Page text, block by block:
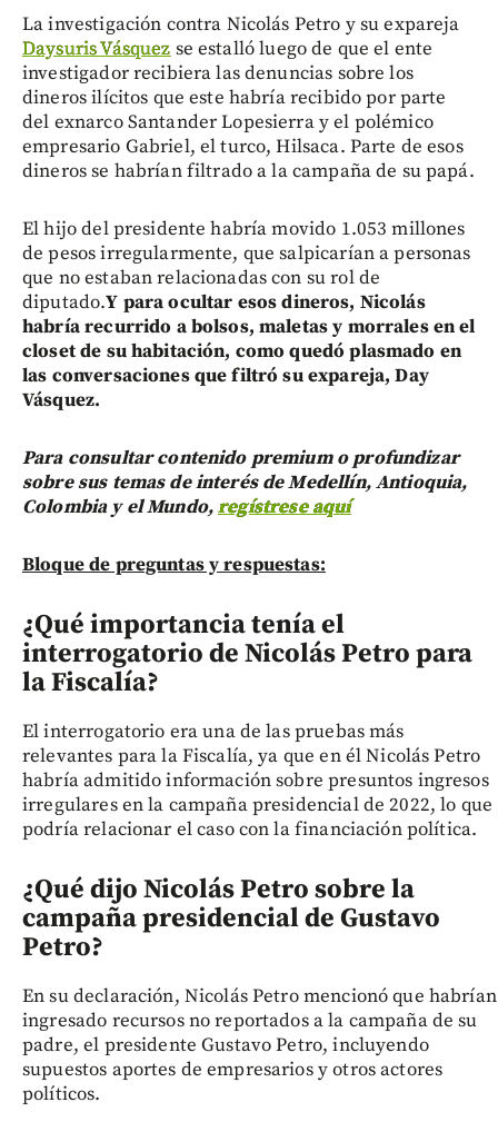
La investigación contra Nicolás Petro y su expareja
Daysuris Vásquez se estalló luego de que el ente
investigador recibiera las denuncias sobre los
dineros ilícitos que este habría recibido por parte
del exnarco Santander Lopesierra y el polémico
empresario Gabriel, el turco, Hilsaca. Parte de esos
dineros se habrían filtrado a la campaña de su papá.
El hijo del presidente habría movido 1.053 millones
de pesos irregularmente, que salpicarían a personas
que no estaban relacionadas con su rol de
diputado.Y para ocultar esos dineros, Nicolás
habría recurrido a bolsos, maletas y morrales en el
closet de su habitación, como quedó plasmado en
las conversaciones que filtró su expareja, Day
Vásquez.
Para consultar contenido premium o profundizar
sobre sus temas de interés de Medellín, Antioquia,
Colombia y el Mundo,regístrese aquí
Bloque de preguntas y respuestas:
¿Qué importancia tenía el
interrogatorio de Nicolás Petro para
la Fiscalía?
El interrogatorio era una de las pruebas más
relevantes para la Fiscalía, ya que en él Nicolás Petro
habría admitido información sobre presuntos ingresos
irregulares en la campaña presidencial de 2022, lo que
podría relacionar el caso con la financiación política.
¿Qué dijo Nicolás Petro sobre la
campaña presidencial de Gustavo
Petro?
En su declaración, Nicolás Petro mencionó que habrían
ingresado recursos no reportados a la campaña de su
padre, el presidente Gustavo Petro, incluyendo
supuestos aportes de empresarios y otros actores
políticos.